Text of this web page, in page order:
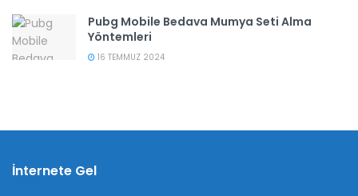
Pubg Mobile Bedava Mumya Seti Alma
Yöntemleri
16 TEMMUZ 2024
İnternete Gel